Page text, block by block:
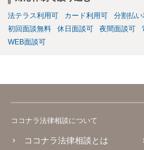
法テラス利用可 カード利用可 分割払
初回面談無料
休日面談可 夜間面談可
WEB面談可
ココナラ法律相談について
ココナラ法律相談とは